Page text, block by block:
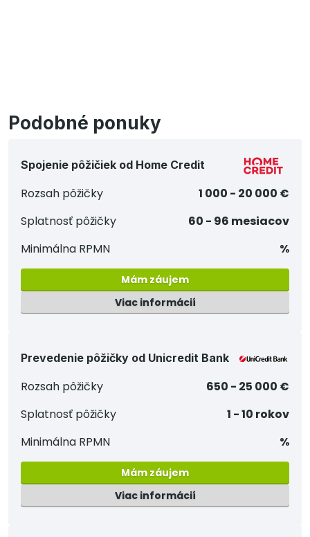
Podobné ponuky
Spojenie pôžičiek od Home Credit
Rozsah pôžičky
1 000 - 20 000 €
Splatnosť pôžičky
60 - 96 mesiacov
Minimálna RPMN
%
Mám záujem
Viac informácií
Prevedenie pôžičky od Unicredit Bank
Rozsah pôžičky
650 - 25 000 €
Splatnosť pôžičky
1 - 10 rokov
Minimálna RPMN
%
Mám záujem
Viac informácií